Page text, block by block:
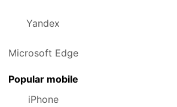
Yandex
Microsoft Edge
Popular mobile
iPhone